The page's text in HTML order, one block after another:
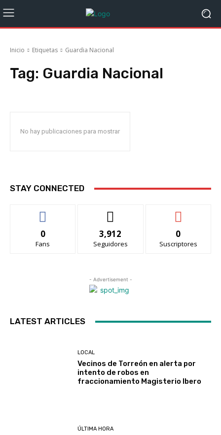
Inicio Etiquetas Guardia Nacional
Tag: Guardia Nacional
No hay publicaciones para mostrar
STAY CONNECTED
0
Fans
3,912
Seguidores
0
Suscriptores
- Advertisement -
LATEST ARTICLES
LOCAL
Vecinos de Torreón en alerta por
intento de robos en
fraccionamiento Magisterio Ibero
ÚLTIMA HORA